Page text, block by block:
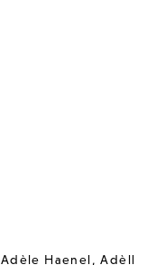
Adèle Haenel,Adèll